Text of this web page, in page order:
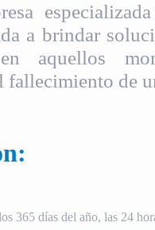
a brindar
aquellos
fallecimiento de
365 días del año, las 24